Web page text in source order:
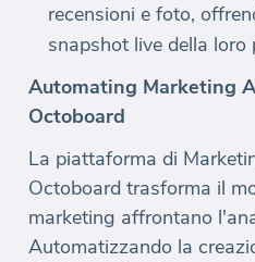
recensioni e foto,
snapshot live della loro
Automating Marketing
Octoboard
La piattaforma di
Octoboard trasforma il
marketing affrontano
Automatizzando la